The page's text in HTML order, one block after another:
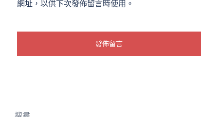
網址，以供下次發佈留言時使用。